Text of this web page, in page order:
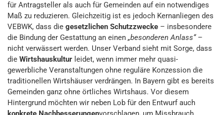
für Antragsteller als auch für Gemeinden auf ein notwendiges
Maß zu reduzieren. Gleichzeitig ist es jedoch Kernanliegen des
VEBWK, dass die gesetzlichen Schutzzwecke – insbesondere
die Bindung der Gestattung an einen „besonderen Anlass“–
nicht verwässert werden. Unser Verband sieht mit Sorge, dass
die Wirtshauskultur leidet, wenn immer mehr quasi-
gewerbliche Veranstaltungen ohne reguläre Konzession die
traditionellen Wirtshäuser verdrängen. In Bayern gibt es bereits
Gemeinden ganz ohne örtliches Wirtshaus. Vor diesem
Hintergrund möchten wir neben Lob für den Entwurf auch